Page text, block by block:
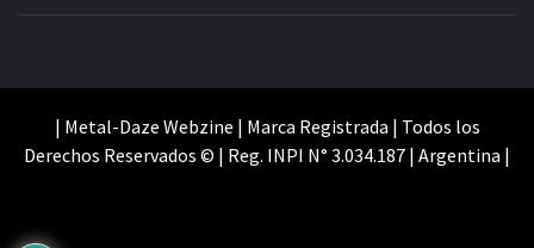
| Metal-Daze Webzine | Marca Registrada | Todos los
Derechos Reservados © | Reg. INPI N° 3.034.187 | Argentina |